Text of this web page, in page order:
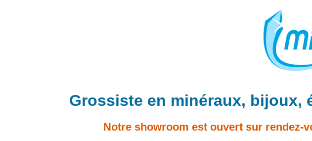
Grossiste en minéraux, bijoux,
Notre showroom est ouvert sur rendez-